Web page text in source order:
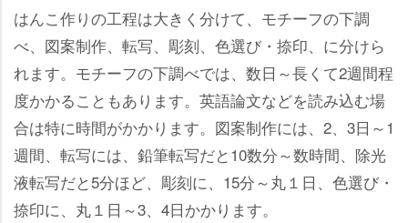
はんこ作りの工程は大きく分けて、モチーフの下調
べ、図案制作、転写、彫刻、色選び・捺印、に分けら
れます。モチーフの下調べでは、数日～長くて2週間程
度かかることもあります。英語論文などを読み込む場
合は特に時間がかかります。図案制作には、2、3日～1
週間、転写には、鉛筆転写だと10数分～数時間、除光
液転写だと5分ほど、彫刻に、15分～丸１日、色選び・
捺印に、丸１日～3、4日かかります。